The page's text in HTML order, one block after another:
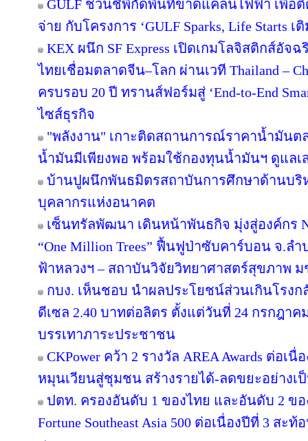
GULF ชวนชี้พิกัดพื้นที่ขาดแคลนไฟฟ้า เพื่อ
จ่าย กับโครงการ ‘GULF Sparks, Life Starts
KEX ผนึก SF Express เปิดเกมโลจิสติกส์อัจ
ไทยเชื่อมตลาดจีน–โลก ผ่านเวที Thailand –
ครบรอบ 20 ปี ทรานส์ฟอร์มสู่ ‘End-to-End
ไซส์ธุรกิจ
"พลังงาน" เกาะติดสถานการณ์ราคาน้ำมันต
น้ำมันมีเพียงพอ พร้อมใช้กองทุนน้ำมันฯ ดูแล
บ้านปูผนึกพันธมิตรสถาบันการศึกษาด้านบริ
บุคลากรแห่งอนาคต
เซ็นทรัลพัฒนา เดินหน้าพันธกิจ มุ่งสู่องค์กร
“One Million Trees” ฟื้นฟูป่าซับคาร์บอน จ.ล
ฟ้าหลวงฯ – สถาบันวิจัยวิทยาศาสตร์สุขภาพ ม
กบง. เห็นชอบ นำผลประโยชน์ส่วนเกินโรง
ดีเซล 2.40 บาทต่อลิตร ตั้งแต่วันที่ 24 กรกฎาค
บรรเทาภาระประชาชน
CKPower คว้า 2 รางวัล AREA Awards ต่อเ
หมุนเวียนสู่ชุมชน สร้างรายได้-ลดขยะอย่างเ
ปตท. ครองอันดับ 1 ของไทย และอันดับ 2 ขอ
Fortune Southeast Asia 500 ต่อเนื่องปีที่ 3 ส